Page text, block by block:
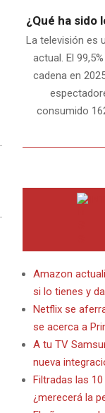
¿Qué ha sido
La televisión es
actual. El
cadena en
consumido
Amazon
si lo tienes y
Netflix se
se acerca a
A tu TV
nueva
Filtradas las
¿merecerá la